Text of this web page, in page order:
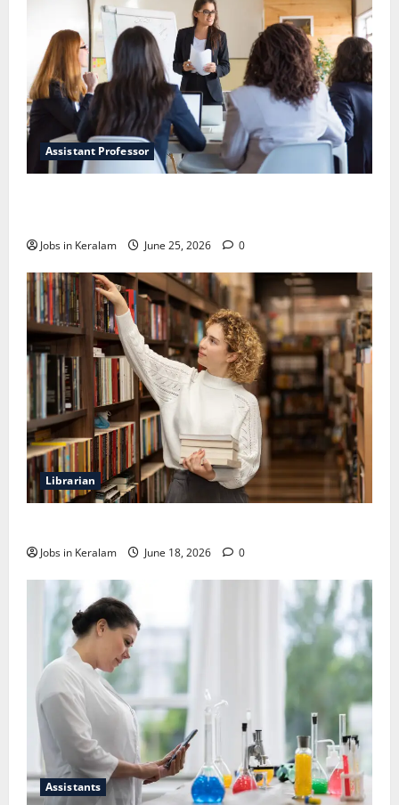
Assistant Professor
Jobs in Keralam June 25, 2026 0
Librarian
Jobs in Keralam June 18, 2026 0
Assistants